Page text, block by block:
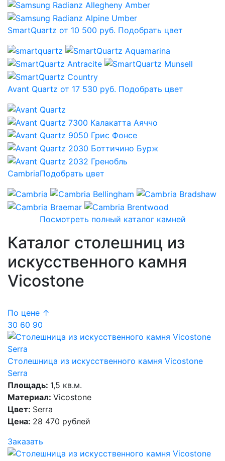
SmartQuartz от 10 500 руб. Подобрать цвет
Avant Quartz от 17 530 руб. Подобрать цвет
CambriaПодобрать цвет
Посмотреть полный каталог камней
Каталог столешниц из
искусственного камня
Vicostone
По цене ↑
30 60 90
Столешница из искусственного камня Vicostone
Serra
Площадь: 1,5 кв.м.
Материал: Vicostone
Цвет: Serra
Цена: 28 470 рублей
Заказать